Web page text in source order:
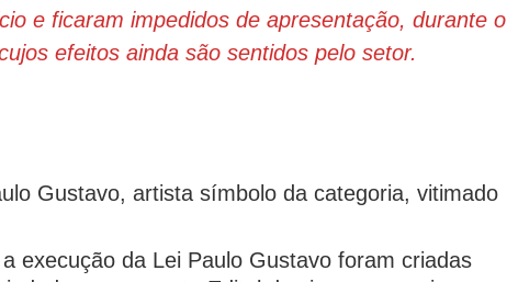
e ficaram impedidos de apresentação, durante o
efeitos ainda são sentidos pelo setor.
Gustavo, artista símbolo da categoria, vitimado
execução da Lei Paulo Gustavo foram criadas